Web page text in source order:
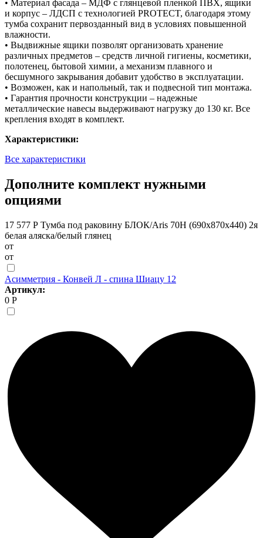
• Материал фасада – МДФ с глянцевой пленкой ПВХ, ящики
и корпус – ЛДСП с технологией PROTECT, благодаря этому
тумба сохранит первозданный вид в условиях повышенной
влажности.
• Выдвижные ящики позволят организовать хранение
различных предметов – средств личной гигиены, косметики,
полотенец, бытовой химии, а механизм плавного и
бесшумного закрывания добавит удобство в эксплуатации.
• Возможен, как и напольный, так и подвесной тип монтажа.
• Гарантия прочности конструкции – надежные
металлические навесы выдерживают нагрузку до 130 кг. Все
крепления входят в комплект.
Характеристики:
Все характеристики
Дополните комплект нужными
опциями
17 577 Р Тумба под раковину БЛОК/Aris 70Н (690х870х440) 2я
белая аляска/белый глянец
от
от
Асимметрия - Конвей Л - спина Шиацу 12
Артикул:
0 Р